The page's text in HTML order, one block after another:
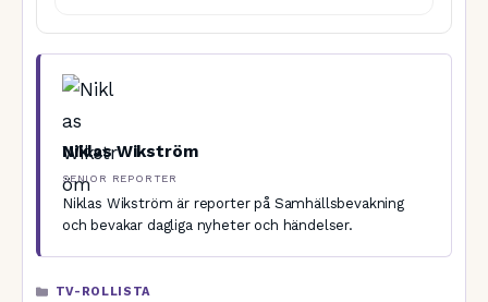
Niklas Wikström
SENIOR REPORTER
Niklas Wikström är reporter på Samhällsbevakning
och bevakar dagliga nyheter och händelser.
KATEGORIER
TV-ROLLISTA